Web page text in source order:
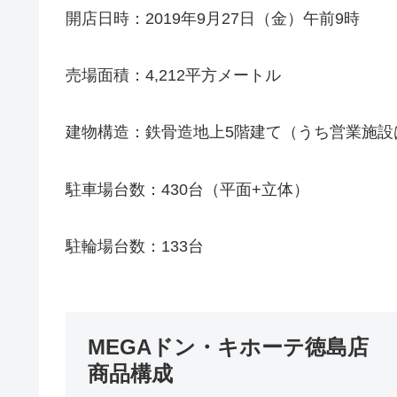
開店日時：2019年9月27日（金）午前9時
売場面積：4,212平方メートル
建物構造：鉄骨造地上5階建て（うち営業施
駐車場台数：430台（平面+立体）
駐輪場台数：133台
MEGAドン・キホーテ徳島店
商品構成